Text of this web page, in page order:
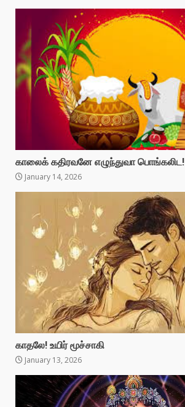
காலைக் கதிரவனே எழுந்துவா பொங்கலிட!
January 14, 2026
காதலே! உயிர் மூச்சாகி
January 13, 2026